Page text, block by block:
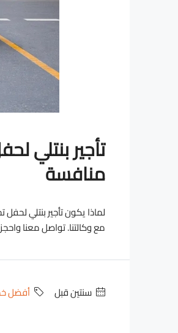
تأجير بنتلي
منافسة
لماذا يكون تأجير بنتلي
مع وكالتنا. تواصل معنا
‏سنتين قبل أفضل